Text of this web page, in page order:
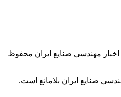
مهندسی صنایع ایران محفوظ
صنایع ایران بلامانع است.